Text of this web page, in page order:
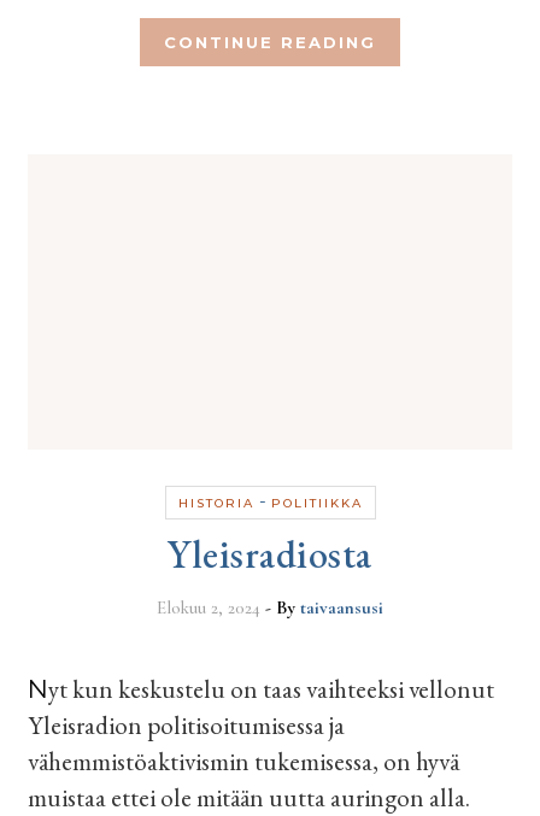
CONTINUE READING
HISTORIA - POLITIIKKA
Yleisradiosta
Elokuu 2, 2024 - By taivaansusi
Nyt kun keskustelu on taas vaihteeksi vellonut
Yleisradion politisoitumisessa ja
vähemmistöaktivismin tukemisessa, on hyvä
muistaa ettei ole mitään uutta auringon alla.